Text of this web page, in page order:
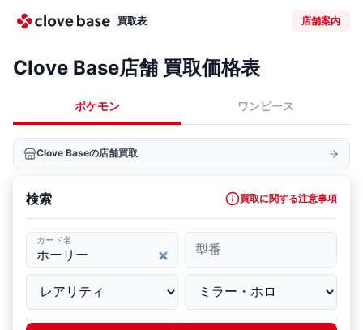
買取表 店舗案内
Clove Base店舗 買取価格表
ポケモン ワンピース
Clove Baseの店舗買取
検索 買取に関する注意事項
カード名
型番